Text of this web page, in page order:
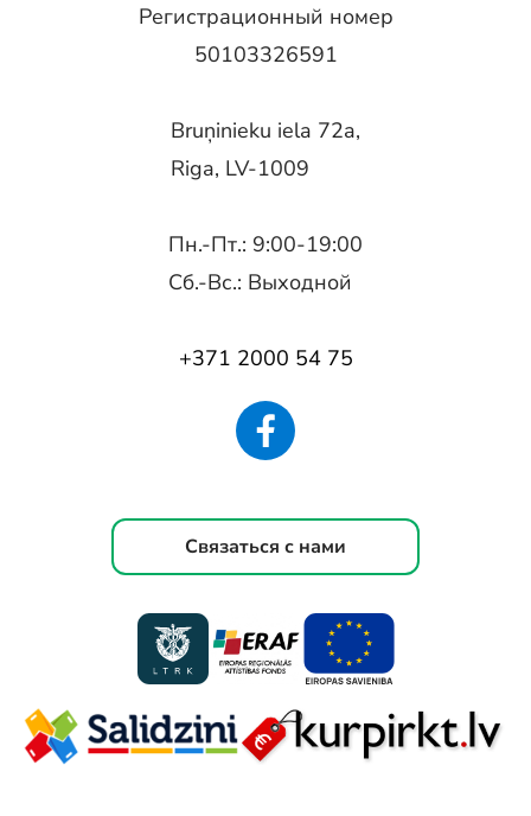
Регистрационный номер
50103326591
Bruņinieku iela 72a,
Riga, LV-1009
Пн.-Пт.: 9:00-19:00
Сб.-Вс.: Выходной
+371 2000 54 75
Связаться с нами